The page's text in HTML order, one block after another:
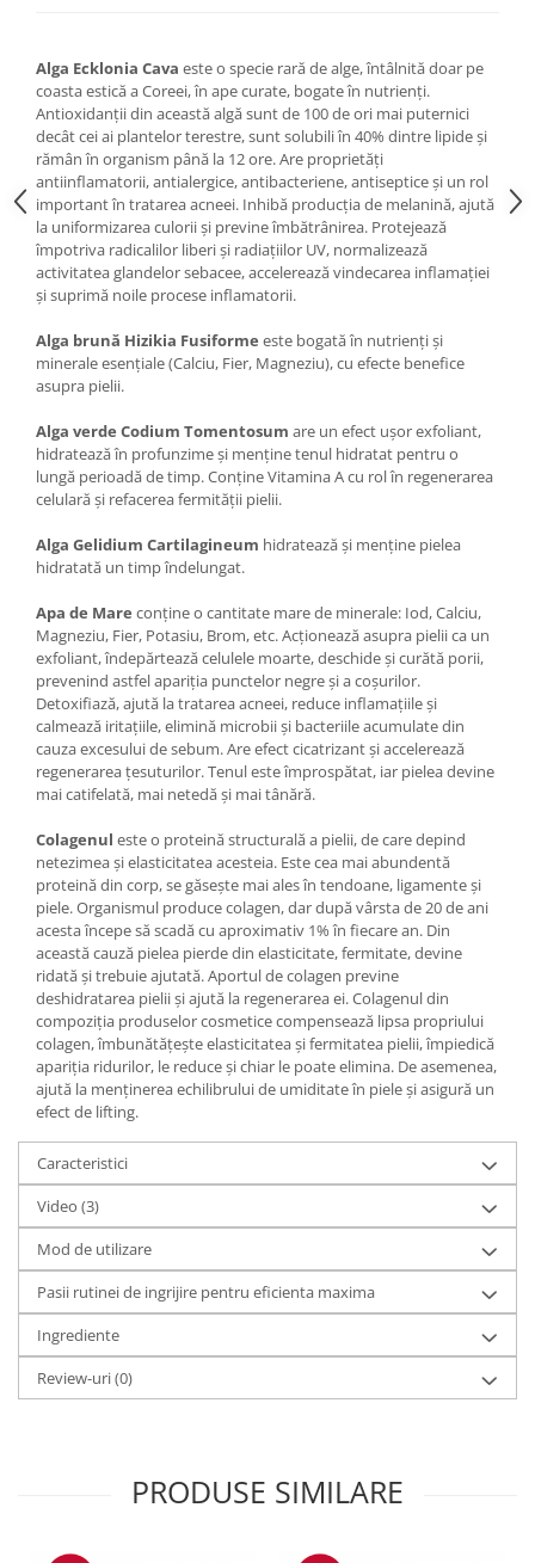
Alga Ecklonia Cava este o specie rară de alge, întâlnită doar pe
coasta estică a Coreei, în ape curate, bogate în nutrienți.
Antioxidanții din această algă sunt de 100 de ori mai puternici
decât cei ai plantelor terestre, sunt solubili în 40% dintre lipide și
rămân în organism până la 12 ore. Are proprietăți
antiinflamatorii, antialergice, antibacteriene, antiseptice și un rol
important în tratarea acneei. Inhibă producția de melanină, ajută
la uniformizarea culorii și previne îmbătrânirea. Protejează
împotriva radicalilor liberi și radiațiilor UV, normalizează
activitatea glandelor sebacee, accelerează vindecarea inflamației
și suprimă noile procese inflamatorii.
Alga brună Hizikia Fusiforme este bogată în nutrienți și
minerale esențiale (Calciu, Fier, Magneziu), cu efecte benefice
asupra pielii.
Alga verde Codium Tomentosum are un efect ușor exfoliant,
hidratează în profunzime și menține tenul hidratat pentru o
lungă perioadă de timp. Conține Vitamina A cu rol în regenerarea
celulară și refacerea fermității pielii.
Alga Gelidium Cartilagineum hidratează și menține pielea
hidratată un timp îndelungat.
Apa de Mare conține o cantitate mare de minerale: Iod, Calciu,
Magneziu, Fier, Potasiu, Brom, etc. Acţionează asupra pielii ca un
exfoliant, îndepărtează celulele moarte, deschide și curătă porii,
prevenind astfel apariția punctelor negre și a coșurilor.
Detoxifiază, ajută la tratarea acneei, reduce inflamațiile și
calmează iritațiile, elimină microbii și bacteriile acumulate din
cauza excesului de sebum. Are efect cicatrizant și accelerează
regenerarea țesuturilor. Tenul este împrospătat, iar pielea devine
mai catifelată, mai netedă și mai tânără.
Colagenul este o proteină structurală a pielii, de care depind
netezimea și elasticitatea acesteia. Este cea mai abundentă
proteină din corp, se găsește mai ales în tendoane, ligamente și
piele. Organismul produce colagen, dar după vârsta de 20 de ani
acesta începe să scadă cu aproximativ 1% în fiecare an. Din
această cauză pielea pierde din elasticitate, fermitate, devine
ridată și trebuie ajutată. Aportul de colagen previne
deshidratarea pielii și ajută la regenerarea ei. Colagenul din
compoziția produselor cosmetice compensează lipsa propriului
colagen, îmbunătățește elasticitatea și fermitatea pielii, împiedică
apariția ridurilor, le reduce și chiar le poate elimina. De asemenea,
ajută la menținerea echilibrului de umiditate în piele și asigură un
efect de lifting.
Caracteristici
Video (3)
Mod de utilizare
Pasii rutinei de ingrijire pentru eficienta maxima
Ingrediente
Review-uri(0)
PRODUSE SIMILARE